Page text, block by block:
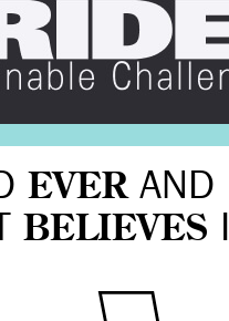
EVERAND
BELIEVES